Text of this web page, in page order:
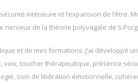
intérieure et l’expansion de l’être.
de la théorie polyvagale de
et de mes formations. J’ai développé
toucher thérapeutique, présence
soin de libération émotionnelle,